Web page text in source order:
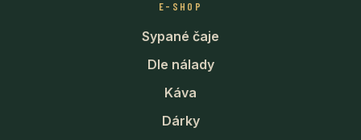
E-SHOP
Sypané čaje
Dle nálady
Káva
Dárky